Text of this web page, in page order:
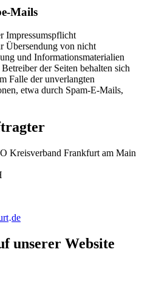
Mails
Impressumspflicht
Übersendung von nicht
und Informationsmaterialien
der Seiten behalten sich
Falle der unverlangten
etwa durch Spam-E-Mails,
Kreisverband Frankfurt am Main
·de
unserer Website